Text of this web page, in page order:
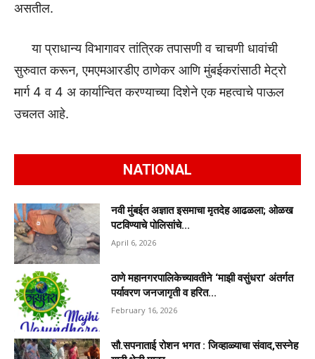
असतील.
या प्राधान्य विभागावर तांत्रिक तपासणी व चाचणी धावांची
सुरुवात करून, एमएमआरडीए ठाणेकर आणि मुंबईकरांसाठी मेट्रो
मार्ग 4 व 4 अ कार्यान्वित करण्याच्या दिशेने एक महत्वाचे पाऊल
उचलत आहे.
NATIONAL
नवी मुंबईत अज्ञात इसमाचा मृतदेह आढळला; ओळख
पटविण्याचे पोलिसांचे...
April 6, 2026
ठाणे महानगरपालिकेच्यावतीने ‘माझी वसुंधरा’ अंतर्गत
पर्यावरण जनजागृती व हरित...
February 16, 2026
सौ.सपनाताई रोशन भगत : जिव्हाळ्याचा संवाद,सस्नेह